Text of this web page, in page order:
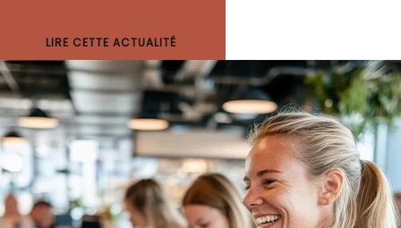
LIRE CETTE ACTUALITÉ